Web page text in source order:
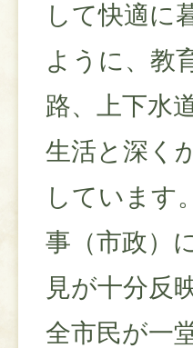
して快適に
ように、教
路、上下水
生活と深く
しています
事（市政）
見が十分反
全市民が一